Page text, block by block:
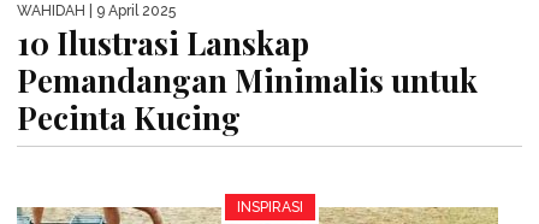
WAHIDAH | 9 April 2025
10 Ilustrasi Lanskap
Pemandangan Minimalis untuk
Pecinta Kucing
INSPIRASI